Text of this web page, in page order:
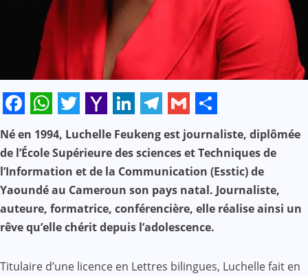
Facebook
WhatsApp
Twitter
Yahoo
Mail
LinkedIn
Telegram
Gmail
Share
Né en 1994, Luchelle Feukeng est journaliste, diplômée
de l’École Supérieure des sciences et Techniques de
l’Information et de la Communication (Esstic) de
Yaoundé au Cameroun son pays natal. Journaliste,
auteure, formatrice, conférencière, elle réalise ainsi un
rêve qu’elle chérit depuis l’adolescence.
Titulaire d’une licence en Lettres bilingues, Luchelle fait en